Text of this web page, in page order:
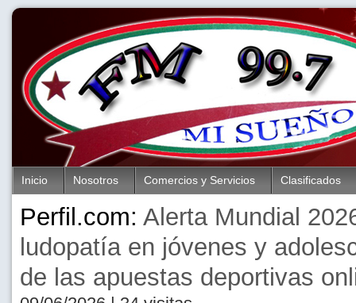
Inicio Nosotros Comercios y Servicios Clasificados
Perfil.com: Alerta Mundial
ludopatía en jóvenes y
de las apuestas deportivas